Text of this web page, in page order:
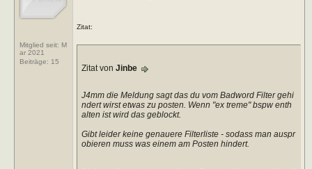
Mitglied seit: M
ar 2021
Beiträge: 15
Zitat:
Zitat von Jinbe
J4mm die Meldung sagt das du vom Badword Filter gehi
ndert wirst etwas zu posten. Wenn "ex treme" bspw enth
alten ist wird das geblockt.
Gibt leider keine genauere Filterliste - sodass man auspr
obieren muss was einem am Posten hindert.